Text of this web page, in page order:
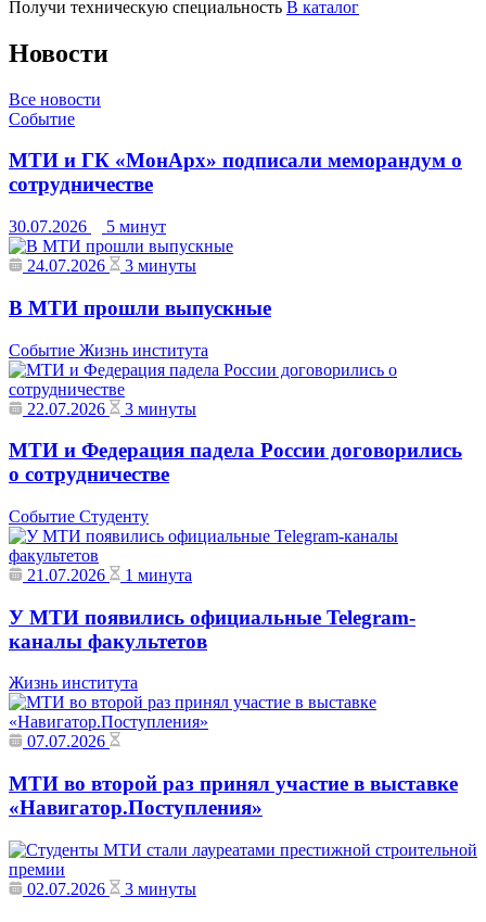
Получи техническую специальность В каталог
Новости
Все новости
Событие
МТИ и ГК «МонАрх» подписали меморандум о
сотрудничестве
30.07.2026 5 минут
24.07.2026 3 минуты
В МТИ прошли выпускные
Событие Жизнь института
22.07.2026 3 минуты
МТИ и Федерация падела России договорились
о сотрудничестве
Событие Студенту
21.07.2026 1 минута
У МТИ появились официальные Telegram-
каналы факультетов
Жизнь института
07.07.2026
МТИ во второй раз принял участие в выставке
«Навигатор.Поступления»
02.07.2026 3 минуты